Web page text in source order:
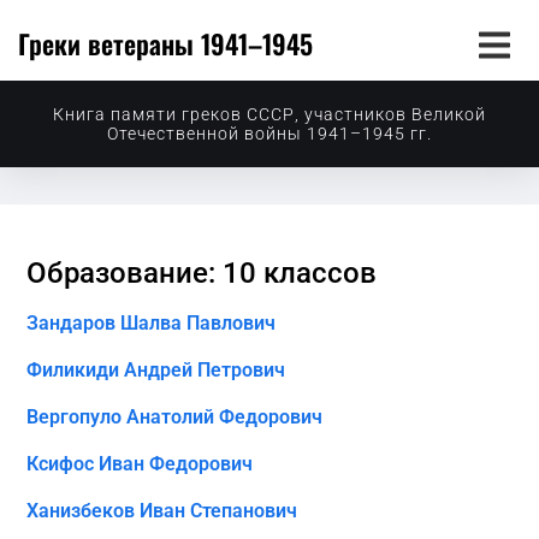
Греки ветераны 1941–1945
Книга памяти греков СССР, участников Великой
Отечественной войны 1941–1945 гг.
Образование: 10 классов
Зандаров Шалва Павлович
Филикиди Андрей Петрович
Вергопуло Анатолий Федорович
Ксифос Иван Федорович
Ханизбеков Иван Степанович